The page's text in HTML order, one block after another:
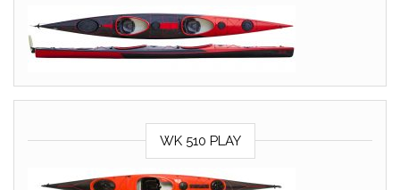
WK 510 PLAY